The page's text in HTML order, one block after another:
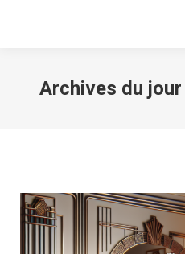
Archives du jour